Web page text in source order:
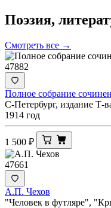
Поэзия,
Смотреть все →
47882
Полное собрание
С-Петербург, издание Т-
1914 год
1 500 ₽
47661
А.П. Чехов
"Человек в футляре",